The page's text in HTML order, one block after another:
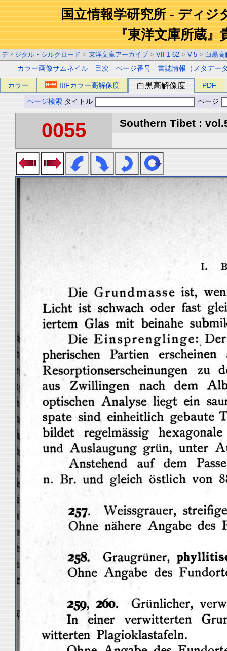
国立情報学研究所 - ディジ
『東洋文庫所蔵』
ディジタル・シルクロード > 東洋文庫アーカイブ > VII-1-62 > V-5 > 白黒高
カラー画像サムネイル - 目次 -ページ番号 -書誌情報（メタデー
カラー IIIFカラー高解像度 白黒高解像度 PDF
ページ検索 タイトル ページ
0055 Southern Tibet :